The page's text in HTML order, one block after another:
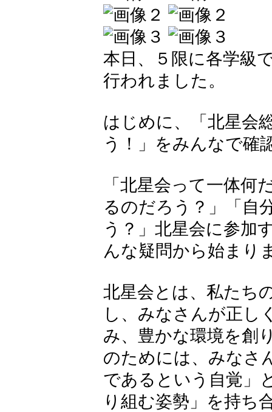
本日、５限に各学級
行われました。
はじめに、「北星会
う！」をみんなで確
「北星会って一体何
るのだろう？」「自
う？」北星会に参加
んな疑問から始まり
北星会とは、私たち
し、みなさんが正し
み、豊かな環境を創
のためには、みなさ
であるという自覚」
り組む姿勢」を持ち